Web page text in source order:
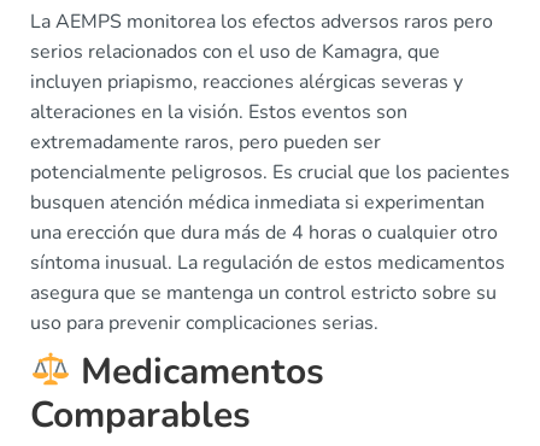
La AEMPS monitorea los efectos adversos raros pero
serios relacionados con el uso de Kamagra, que
incluyen priapismo, reacciones alérgicas severas y
alteraciones en la visión. Estos eventos son
extremadamente raros, pero pueden ser
potencialmente peligrosos. Es crucial que los pacientes
busquen atención médica inmediata si experimentan
una erección que dura más de 4 horas o cualquier otro
síntoma inusual. La regulación de estos medicamentos
asegura que se mantenga un control estricto sobre su
uso para prevenir complicaciones serias.
Medicamentos
Comparables